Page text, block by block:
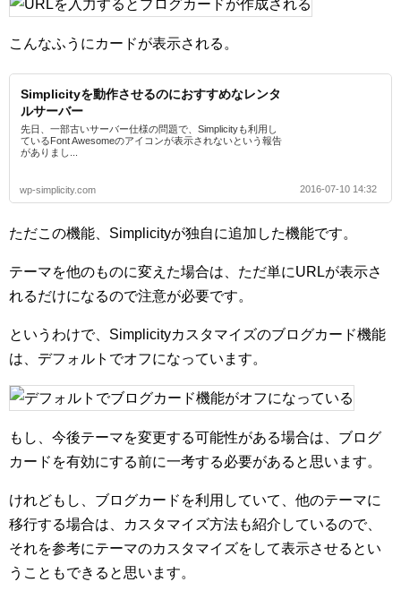
こんなふうにカードが表示される。
Simplicityを動作させるのにおすすめなレンタ
ルサーバー
先日、一部古いサーバー仕様の問題で、Simplicityも利用し
ているFont Awesomeのアイコンが表示されないという報告
がありまし...
wp-simplicity.com 2016-07-10 14:32
ただこの機能、Simplicityが独自に追加した機能です。
テーマを他のものに変えた場合は、ただ単にURLが表示さ
れるだけになるので注意が必要です。
というわけで、Simplicityカスタマイズのブログカード機能
は、デフォルトでオフになっています。
もし、今後テーマを変更する可能性がある場合は、ブログ
カードを有効にする前に一考する必要があると思います。
けれどもし、ブログカードを利用していて、他のテーマに
移行する場合は、カスタマイズ方法も紹介しているので、
それを参考にテーマのカスタマイズをして表示させるとい
うこともできると思います。